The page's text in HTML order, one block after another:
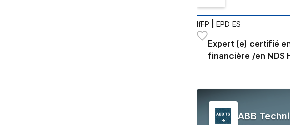
IfFP | EPD ES
Expert (e) certifié
financière /en NDS
ABB